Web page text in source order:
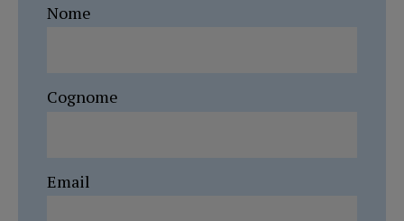
Nome
Cognome
Email